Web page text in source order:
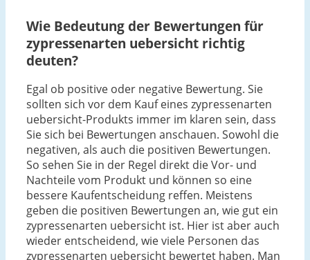
Wie Bedeutung der Bewertungen für
zypressenarten uebersicht richtig
deuten?
Egal ob positive oder negative Bewertung. Sie
sollten sich vor dem Kauf eines zypressenarten
uebersicht-Produkts immer im klaren sein, dass
Sie sich bei Bewertungen anschauen. Sowohl die
negativen, als auch die positiven Bewertungen.
So sehen Sie in der Regel direkt die Vor- und
Nachteile vom Produkt und können so eine
bessere Kaufentscheidung reffen. Meistens
geben die positiven Bewertungen an, wie gut ein
zypressenarten uebersicht ist. Hier ist aber auch
wieder entscheidend, wie viele Personen das
zypressenarten uebersicht bewertet haben. Man